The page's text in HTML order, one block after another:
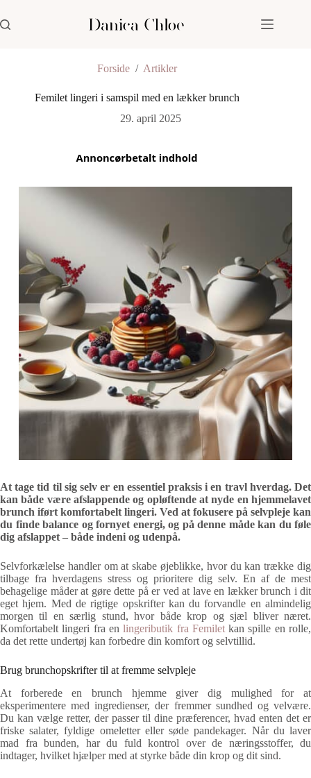
til
indhold
Forside/ Artikler
Femilet lingeri i samspil med en lækker brunch
29. april 2025
At tage tid til sig selv er en essentiel praksis i en travl hverdag. Det
kan både være afslappende og opløftende at nyde en hjemmelavet
brunch iført komfortabelt lingeri. Ved at fokusere på selvpleje kan
du finde balance og fornyet energi, og på denne måde kan du føle
dig afslappet – både indeni og udenpå.
Selvforkælelse handler om at skabe øjeblikke, hvor du kan trække dig
tilbage fra hverdagens stress og prioritere dig selv. En af de mest
behagelige måder at gøre dette på er ved at lave en lækker brunch i dit
eget hjem. Med de rigtige opskrifter kan du forvandle en almindelig
morgen til en særlig stund, hvor både krop og sjæl bliver næret.
Komfortabelt lingeri fra enlingeributik fra Femiletkan spille en rolle,
da det rette undertøj kan forbedre din komfort og selvtillid.
Brug brunchopskrifter til at fremme selvpleje
At forberede en brunch hjemme giver dig mulighed for at
eksperimentere med ingredienser, der fremmer sundhed og velvære.
Du kan vælge retter, der passer til dine præferencer, hvad enten det er
friske salater, fyldige omeletter eller søde pandekager. Når du laver
mad fra bunden, har du fuld kontrol over de næringsstoffer, du
indtager, hvilket hjælper med at styrke både din krop og dit sind.